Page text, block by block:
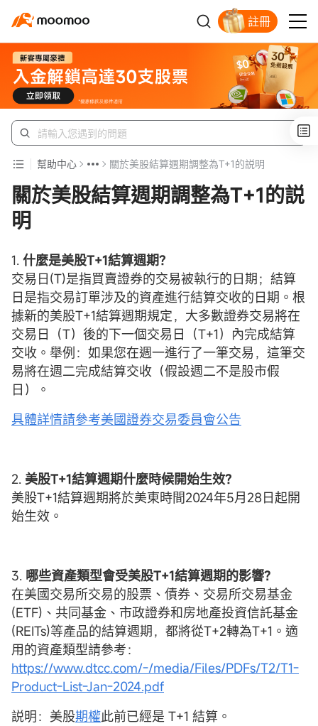
註冊
幫助中心 關於美股結算週期調整為T+1的説明
關於美股結算週期調整為T+1的説
明
1. 什麼是美股T+1結算週期？
交易日(T)是指買賣證券的交易被執行的日期；結算
日是指交易訂單涉及的資產進行結算交收的日期。根
據新的美股T+1結算週期規定，大多數證券交易將在
交易日（T）後的下一個交易日（T+1）內完成結算
交收。舉例：如果您在週一進行了一筆交易，這筆交
易將在週二完成結算交收（假設週二不是股市假
日）。
具體詳情請參考美國證券交易委員會公告
2. 美股T+1結算週期什麼時候開始生效？
美股T+1結算週期將於美東時間2024年5月28日起開
始生效。
3. 哪些資產類型會受美股T+1結算週期的影響?
在美國交易所交易的股票、債券、交易所交易基金
(ETF)、共同基金、市政證券和房地產投資信託基金
(REITs)等產品的結算週期，都將從T+2轉為T+1。適
用的資產類型請參考：
https://www.dtcc.com/-/media/Files/PDFs/T2/T1-
Product-List-Jan-2024.pdf
説明：美股期權此前已經是 T+1 結算。